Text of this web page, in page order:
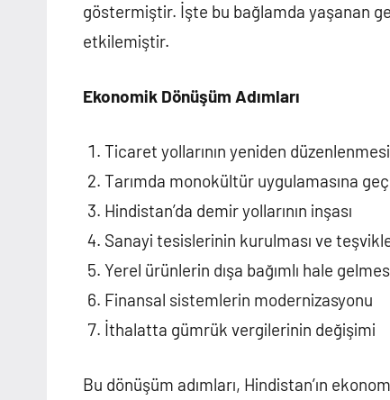
göstermiştir. İşte bu bağlamda yaşanan
etkilemiştir.
Ekonomik Dönüşüm Adımları
Ticaret yollarının yeniden düzenlenmesi
Tarımda monokültür uygulamasına
Hindistan’da demir yollarının inşası
Sanayi tesislerinin kurulması ve
Yerel ürünlerin dışa bağımlı hale
Finansal sistemlerin modernizasyonu
İthalatta gümrük vergilerinin değişimi
Bu dönüşüm adımları, Hindistan’ın